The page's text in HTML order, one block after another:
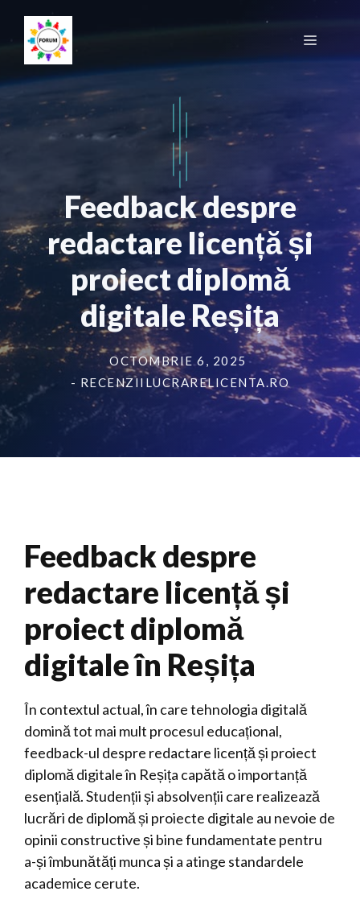
conținut
Meniu
Feedback despre
redactare licență și
proiect diplomă
digitale Reșița
OCTOMBRIE 6, 2025
- RECENZIILUCRARELICENTA.RO
Feedback despre
redactare licență și
proiect diplomă
digitale în Reșița
În contextul actual, în care tehnologia digitală
domină tot mai mult procesul educațional,
feedback-ul despre redactare licență și proiect
diplomă digitale în Reșița capătă o importanță
esențială. Studenții și absolvenții care realizează
lucrări de diplomă și proiecte digitale au nevoie de
opinii constructive și bine fundamentate pentru
a-și îmbunătăți munca și a atinge standardele
academice cerute.